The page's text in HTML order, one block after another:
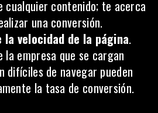
contenido; te acerca
una conversión.
la velocidad de la página.
la empresa que se cargan
difíciles de navegar pueden
la tasa de conversión.